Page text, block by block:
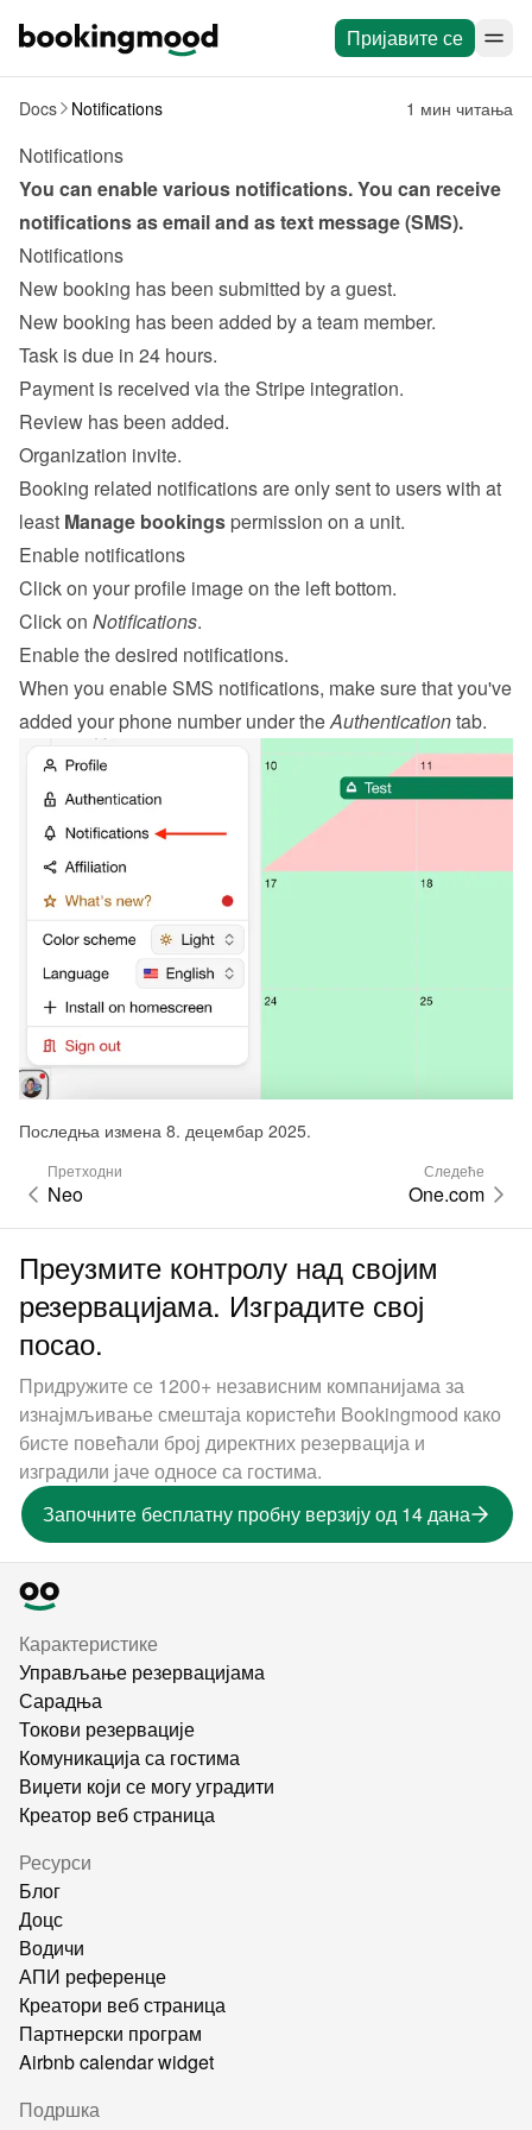
Пријавите се
Docs Notifications 1 мин читања
Notifications
You can enable various notifications. You can receive
notifications as email and as text message (SMS).
Notifications
New booking has been submitted by a guest.
New booking has been added by a team member.
Task is due in 24 hours.
Payment is received via the Stripe integration.
Review has been added.
Organization invite.
Booking related notifications are only sent to users with at
least Manage bookings permission on a unit.
Enable notifications
Click on your profile image on the left bottom.
Click on Notifications.
Enable the desired notifications.
When you enable SMS notifications, make sure that you've
added your phone number under the Authentication tab.
Последња измена 8. децембар 2025.
Претходни
Neo
Следеће
One.com
Преузмите контролу над својим
резервацијама. Изградите свој
посао.
Придружите се 1200+ независним компанијама за
изнајмљивање смештаја користећи Bookingmood како
бисте повећали број директних резервација и
изградили јаче односе са гостима.
Започните бесплатну пробну верзију од 14 дана
Карактеристике
Управљање резервацијама
Сарадња
Токови резервације
Комуникација са гостима
Виџети који се могу уградити
Креатор веб страница
Ресурси
Блог
Доцс
Водичи
АПИ референце
Креатори веб страница
Партнерски програм
Airbnb calendar widget
Подршка